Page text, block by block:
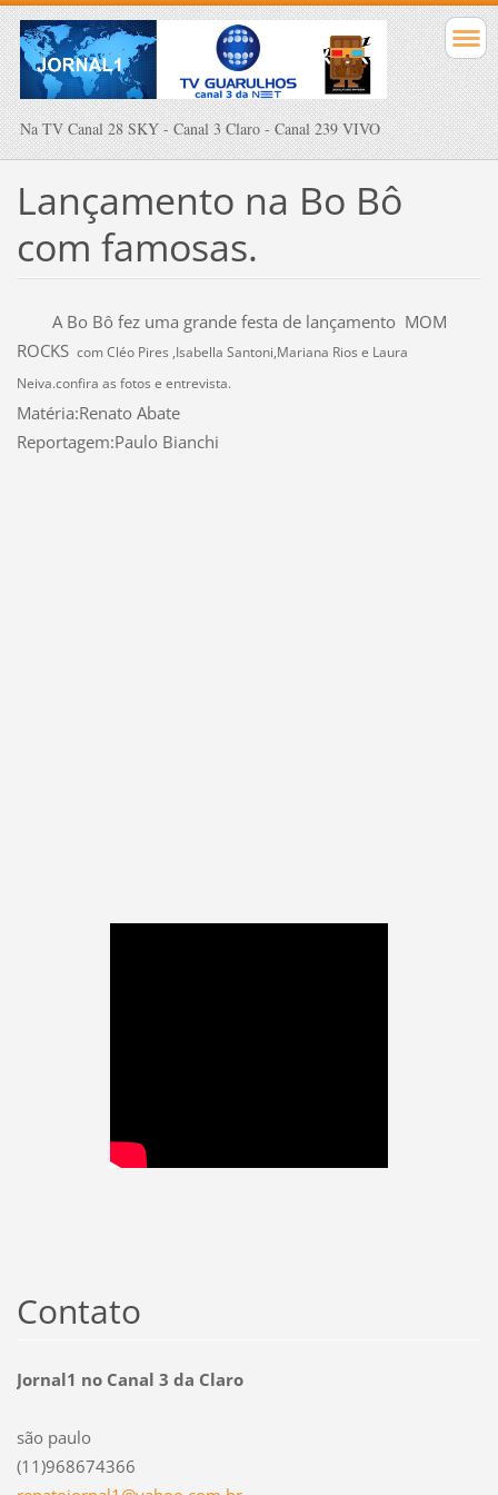
Na TV Canal 28 SKY - Canal 3 Claro - Canal 239 VIVO
Lançamento na Bo Bô
com famosas.
A Bo Bô fez uma grande festa de lançamento MOM
ROCKS com Cléo Pires ,Isabella Santoni,Mariana Rios e Laura
Neiva.confira as fotos e entrevista.
Matéria:Renato Abate
Reportagem:Paulo Bianchi
Contato
Jornal1 no Canal 3 da Claro
são paulo
(11)968674366